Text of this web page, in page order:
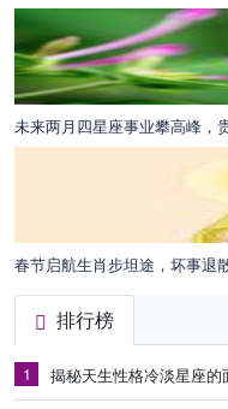
未来两月四星座事业攀高峰，
春节启航生肖步坦途，坏事退
排行榜
1 揭秘天生性格冷淡星座的